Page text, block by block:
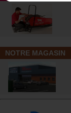
NOTRE MAGASIN